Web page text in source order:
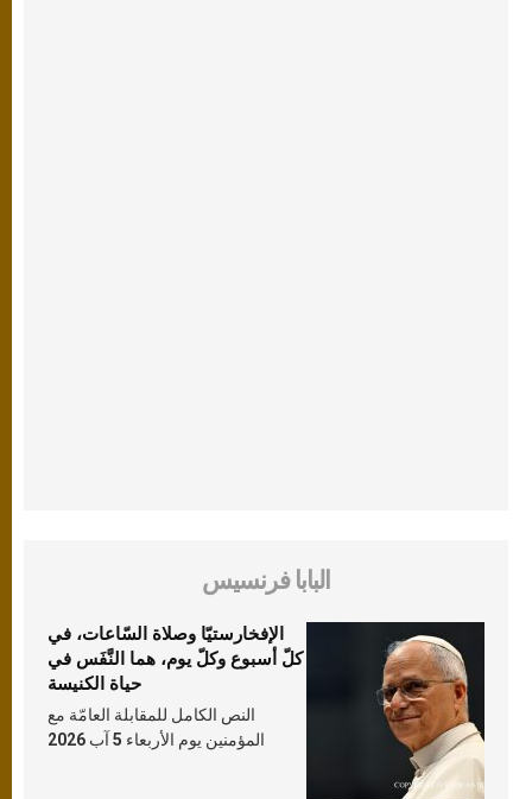
البابا فرنسيس
الإفخارستيّا وصلاة السّاعات، في
كلّ أسبوع وكلّ يوم، هما النَّفَس في
حياة الكنيسة
النص الكامل للمقابلة العامّة مع
المؤمنين يوم الأربعاء 5 آب 2026